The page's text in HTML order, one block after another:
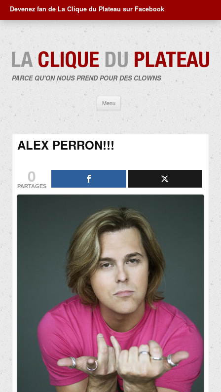
Devenez fan de La Clique du Plateau sur Facebook
PARCE QU'ON NOUS PREND POUR DES CLOWNS
Menu
contenu
ALEX PERRON!!!
0
PARTAGES